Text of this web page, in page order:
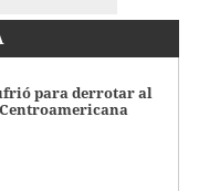
para derrotar al
Centroamericana